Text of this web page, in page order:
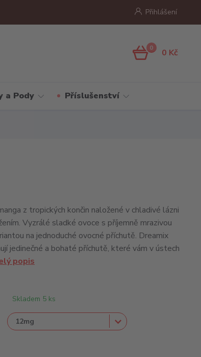
Přihlášení
0 0 Kč
a Pody Příslušenství
z tropických končin naložené v chladivé lázni
Vyzrálé sladké ovoce s příjemně mrazivou
na jednoduché ovocné příchutě. Dreamix
jedinečné a bohaté příchutě, které vám v ústech
popis
Skladem 5 ks